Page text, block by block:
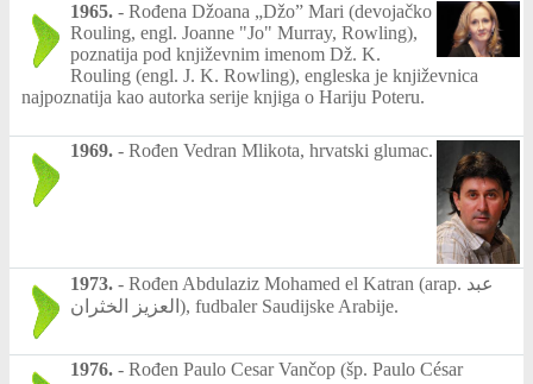
1965. - Rođena Džoana „Džo” Mari (devojačko
Rouling, engl. Joanne "Jo" Murray, Rowling),
poznatija pod književnim imenom Dž. K.
Rouling (engl. J. K. Rowling), engleska je književnica
najpoznatija kao autorka serije knjiga o Hariju Poteru.
1969. - Rođen Vedran Mlikota, hrvatski glumac.
1973. - Rođen Abdulaziz Mohamed el Katran (arap. عبد
العزيز الخثران), fudbaler Saudijske Arabije.
1976. - Rođen Paulo Cesar Vančop (šp. Paulo César